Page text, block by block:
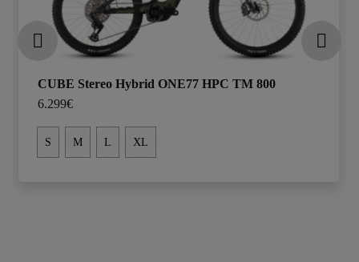
CUBE Stereo Hybrid ONE77 HPC TM 800
6.299€
S M L XL